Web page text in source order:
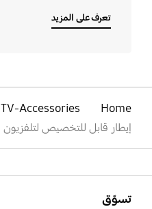
تعرف على المزيد
Home
TV-Accessories
إيطار قابل للتخصيص لتلفزيون The Frame (VG-SCFA)
تسوّق